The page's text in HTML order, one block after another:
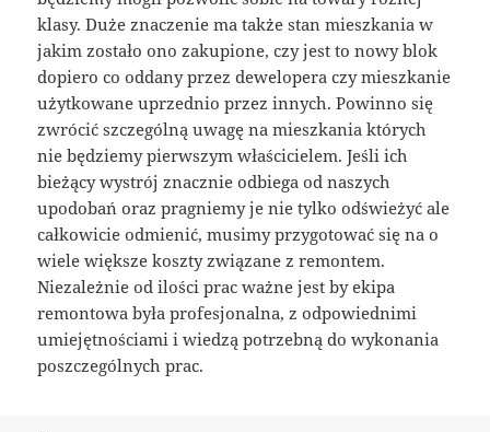
klasy. Duże znaczenie ma także stan mieszkania w
jakim zostało ono zakupione, czy jest to nowy blok
dopiero co oddany przez dewelopera czy mieszkanie
użytkowane uprzednio przez innych. Powinno się
zwrócić szczególną uwagę na mieszkania których
nie będziemy pierwszym właścicielem. Jeśli ich
bieżący wystrój znacznie odbiega od naszych
upodobań oraz pragniemy je nie tylko odświeżyć ale
całkowicie odmienić, musimy przygotować się na o
wiele większe koszty związane z remontem.
Niezależnie od ilości prac ważne jest by ekipa
remontowa była profesjonalna, z odpowiednimi
umiejętnościami i wiedzą potrzebną do wykonania
poszczególnych prac.